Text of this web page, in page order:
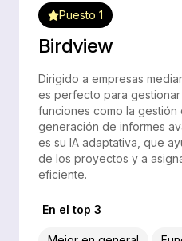
Birdview
Puesto 1
Dirigido a empresas
es perfecto para
funciones como la gestión
generación de informes
es su IA adaptativa, que
de los proyectos y a
eficiente.
En el top 3